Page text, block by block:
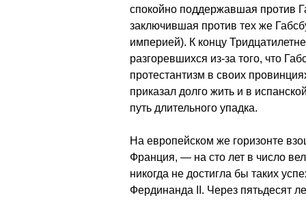
спокойно поддержавшая против
заключившая против тех же
империей). К концу
разгоревшихся из-за того, что
протестантизм в своих
приказал долго жить и в
путь длительного упадка.
На европейском же горизонте
Франция, — на сто лет в число
никогда не достигла бы таких
Фердинанда II. Через пятьдесят